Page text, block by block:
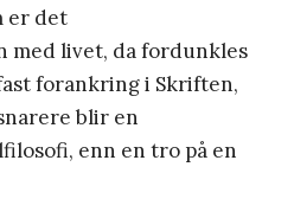
er det
med livet, da fordunkles
forankring i Skriften,
blir en
enn en tro på en